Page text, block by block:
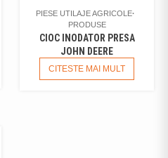
PIESE UTILAJE AGRICOLE
PRODUSE
CIOC INODATOR PRESA
JOHN DEERE
CITESTE MAI MULT